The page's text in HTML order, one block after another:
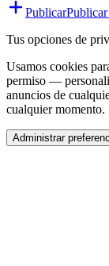
Publicar
Tus opciones de
Usamos cookies
permiso —
anuncios de
cualquier momento.
Administrar